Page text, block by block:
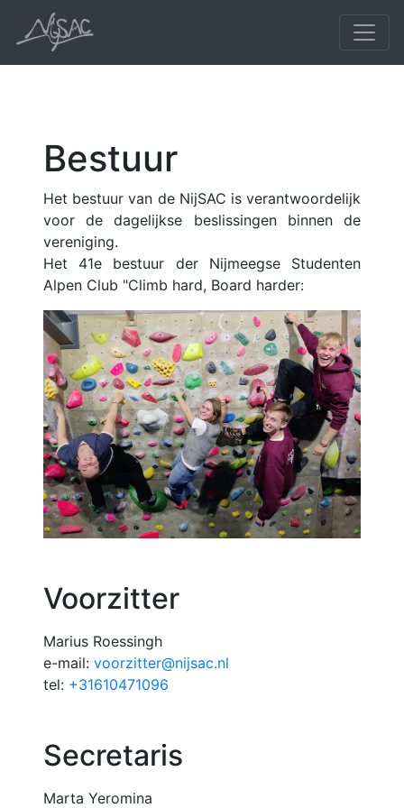
Bestuur
Het bestuur van de NijSAC is verantwoordelijk
voor de dagelijkse beslissingen binnen de
vereniging.
Het 41e bestuur der Nijmeegse Studenten
Alpen Club "Climb hard, Board harder:
Voorzitter
Marius Roessingh
e-mail: voorzitter@nijsac.nl
tel: +31610471096
Secretaris
Marta Yeromina